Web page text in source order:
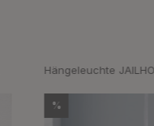
Hängeleuchte
%